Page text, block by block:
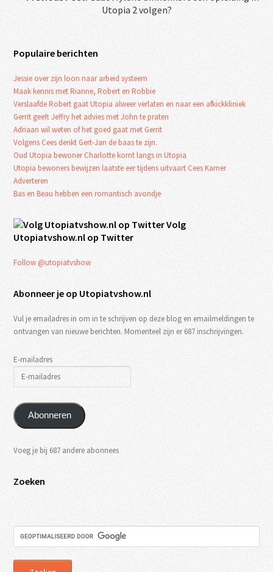
Utopia 2 volgen?
Populaire berichten
Jessie over zijn loon naar arbeid systeem
Maak kennis met Rianne, Robert en Robbie
Verslaafde Robert gaat Utopia alweer verlaten en naar een afkickkliniek
Gerrit geeft Jeffry het advies met John te praten
Adriaan wil weten of het goed gaat met Gerrit
Volgens Cees denkt Gert-Jan de baas te zijn.
Oud Utopia bewoner Charlotte komt langs in Utopia
Utopia bewoners bewijzen laatste eer tijdens uitvaart Cees Kamer
Adverteren
Bas en Beau hebben een romantisch avondje
Volg
Utopiatvshow.nl op Twitter
Follow @utopiatvshow
Abonneer je op Utopiatvshow.nl
Vul je emailadres in om in te schrijven op deze blog en emailmeldingen te
ontvangen van nieuwe berichten. Momenteel zijn er 687 inschrijvingen.
E-mailadres
Abonneren
Voeg je bij 687 andere abonnees
Zoeken